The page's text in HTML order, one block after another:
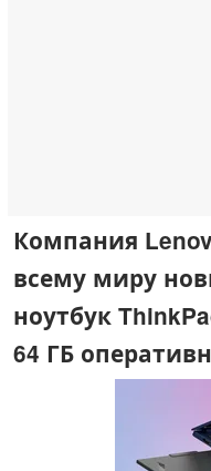
Компания
всему миру
ноутбук
64 ГБ